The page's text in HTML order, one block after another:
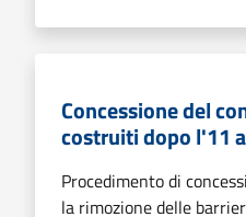
Concessione del
costruiti dopo l'11
Procedimento di
la rimozione delle